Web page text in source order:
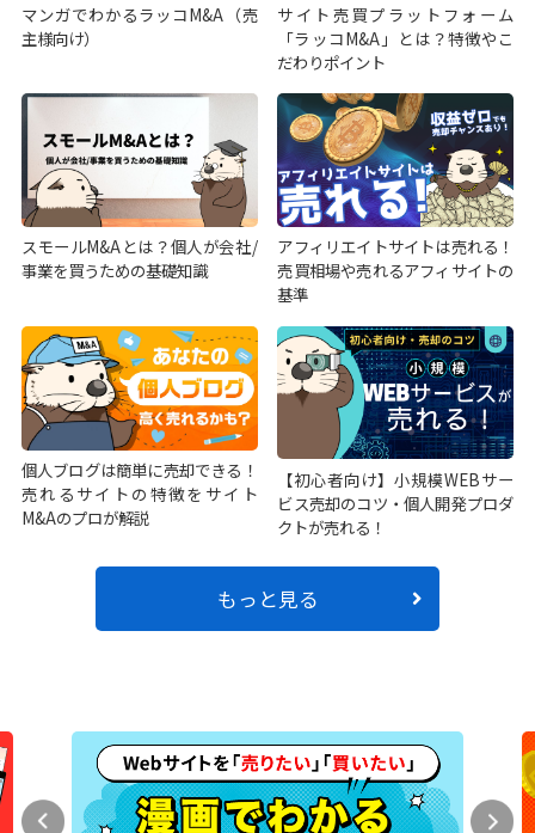
マンガでわかるラッコM&A（売
主様向け）
サイト売買プラットフォーム
「ラッコM&A」とは？特徴やこ
だわりポイント
スモールM&Aとは？個人が会社/
事業を買うための基礎知識
アフィリエイトサイトは売れる！
売買相場や売れるアフィサイトの
基準
個人ブログは簡単に売却できる！
売れるサイトの特徴をサイト
M&Aのプロが解説
【初心者向け】小規模WEBサー
ビス売却のコツ・個人開発プロダ
クトが売れる！
もっと見る